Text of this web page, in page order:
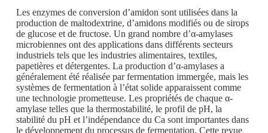
Les enzymes de conversion d’amidon sont utilisées dans la
production de maltodextrine, d’amidons modifiés ou de sirops
de glucose et de fructose. Un grand nombre d’α-amylases
microbiennes ont des applications dans différents secteurs
industriels tels que les industries alimentaires, textiles,
papetières et détergentes. La production d’α-amylases a
généralement été réalisée par fermentation immergée, mais les
systèmes de fermentation à l’état solide apparaissent comme
une technologie prometteuse. Les propriétés de chaque α-
amylase telles que la thermostabilité, le profil de pH, la
stabilité du pH et l’indépendance du Ca sont importantes dans
le développement du processus de fermentation. Cette revue